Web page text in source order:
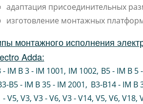
адаптация присоединительных
изготовление монтажных
монтажного исполнения
Adda:
- IM B 3 - IM 1001, IM 1002, B5 - IM B 5
B5 - IM B 35 - IM 2001, B3-B14 - IM B
- V5, V3, V3 - V6, V3 - V14, V5, V6, V18,